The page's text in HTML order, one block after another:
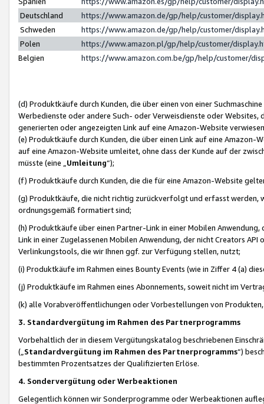
Deutschland
https://www.amazon.de/gp/help/customer/
Schweden
https://www.amazon.de/gp/help/customer/
Polen
https://www.amazon.pl/gp/help/customer/
Belgien
https://www.amazon.com.be/gp/help/customer/
(d) Produktkäufe durch Kunden, die über einen von einer
Werbedienste oder andere Such- oder Verweisdienste oder Websites,
generierten oder angezeigten Link auf eine Amazon-Website
(e) Produktkäufe durch Kunden, die über einen Link auf eine
auf eine Amazon-Website umleitet, ohne dass der Kunde auf der
müsste (eine „ Umleitung“);
(f) Produktkäufe durch Kunden, die die für eine Amazon-Website
(g) Produktkäufe, die nicht richtig zurückverfolgt und erfasst werden,
ordnungsgemäß formatiert sind;
(h) Produktkäufe über einen Partner-Link in einer Mobilen
Link in einer Zugelassenen Mobilen Anwendung, der nicht Creators
Verlinkungstools, die wir Ihnen ggf. zur Verfügung stellen, nutzt;
(i) Produktkäufe im Rahmen eines Bounty Events (wie in Ziffer 4 (a)
(j) Produktkäufe im Rahmen eines Abonnements, soweit nicht im
(k) alle Vorabveröffentlichungen oder Vorbestellungen von
3. Standardvergütung im Rahmen des Partnerprogramms
Vorbehaltlich der in diesem Vergütungskatalog beschriebenen
(„ Standardvergütung im Rahmen des Partnerprogramms“)
bestimmten Prozentsatzes der Qualifizierten Erlöse.
4. Sondervergütung oder Werbeaktionen
Gelegentlich können wir Sonderprogramme oder Werbeaktionen